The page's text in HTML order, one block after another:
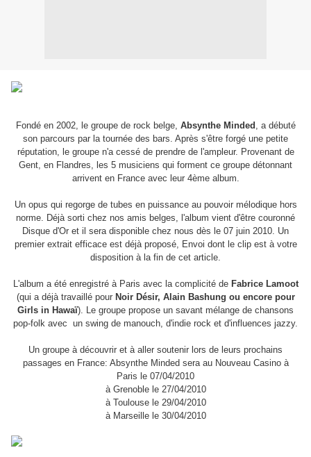
Fondé en 2002, le groupe de rock belge, Absynthe Minded , a débuté
son parcours par la tournée des bars. Après s'être forgé une petite
réputation, le groupe n'a cessé de prendre de l'ampleur. Provenant de
Gent, en Flandres, les 5 musiciens qui forment ce groupe détonnant
arrivent en France avec leur 4ème album.
Un opus qui regorge de tubes en puissance au pouvoir mélodique hors
norme. Déjà sorti chez nos amis belges, l'album vient d'être couronné
Disque d'Or et il sera disponible chez nous dès le 07 juin 2010. Un
premier extrait efficace est déjà proposé, Envoi dont le clip est à votre
disposition à la fin de cet article.
L'album a été enregistré à Paris avec la complicité de Fabrice Lamoot
(qui a déjà travaillé pour Noir Désir, Alain Bashung ou encore pour
Girls in Hawaï). Le groupe propose un savant mélange de chansons
pop-folk avec un swing de manouch, d'indie rock et d'influences jazzy.
Un groupe à découvrir et à aller soutenir lors de leurs prochains
passages en France: Absynthe Minded sera au Nouveau Casino à
Paris le 07/04/2010
à Grenoble le 27/04/2010
à Toulouse le 29/04/2010
à Marseille le 30/04/2010